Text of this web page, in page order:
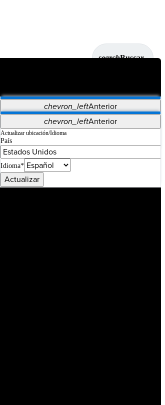
searchBuscar
chevron_leftAnterior
Vet Systems OrthoPedia Patient
Supplier Portal
Synergy Imaging & Resection
chevron_leftAnterior
Actualizar ubicación/Idioma
País
Idioma*
Actualizar